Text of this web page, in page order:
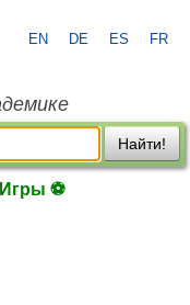
EN DE ES FR
Найти!
Игры ⚽